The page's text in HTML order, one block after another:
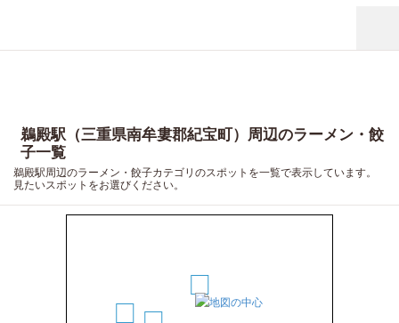
鵜殿駅（三重県南牟婁郡紀宝町）周辺のラーメン・餃
子一覧
鵜殿駅周辺のラーメン・餃子カテゴリのスポットを一覧で表示しています。
見たいスポットをお選びください。